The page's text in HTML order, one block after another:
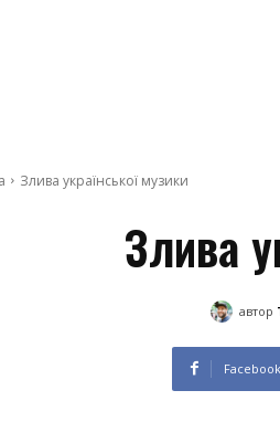
Злива української музики
Злива
автор
Facebook